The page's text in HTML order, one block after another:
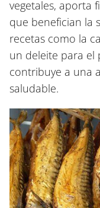
vegetales, aporta
que benefician la
recetas como la
un deleite para el
contribuye a una
saludable.